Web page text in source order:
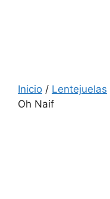
Inicio / Lentejuelas
Oh Naif